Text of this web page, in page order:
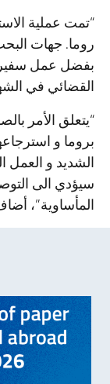
“تمت عملية
روما. جهات
بفضل عمل
القضائي في
“يتعلق الأمر
بروما و
الشديد و
سيؤدي الى
المأساوية”،